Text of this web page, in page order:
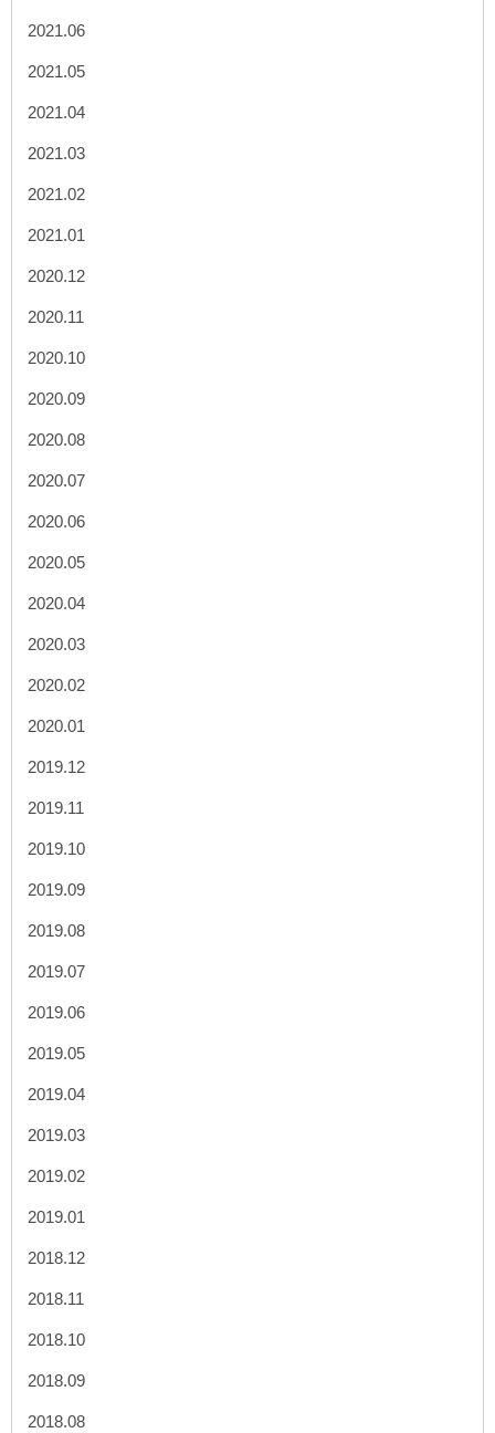
2021.06
2021.05
2021.04
2021.03
2021.02
2021.01
2020.12
2020.11
2020.10
2020.09
2020.08
2020.07
2020.06
2020.05
2020.04
2020.03
2020.02
2020.01
2019.12
2019.11
2019.10
2019.09
2019.08
2019.07
2019.06
2019.05
2019.04
2019.03
2019.02
2019.01
2018.12
2018.11
2018.10
2018.09
2018.08